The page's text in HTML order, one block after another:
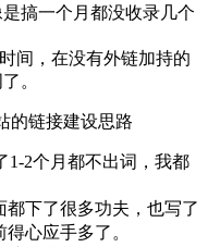
搞一个月都没收录几个
间，在没有外链加持的
。
1-2个月都不出词，我都
都下了很多功夫，也写了
得心应手多了。